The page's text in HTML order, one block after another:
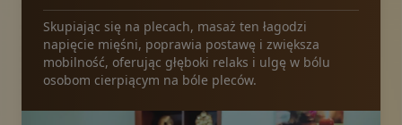
Skupiając się na plecach, masaż ten łagodzi
napięcie mięśni, poprawia postawę i zwiększa
mobilność, oferując głęboki relaks i ulgę w bólu
osobom cierpiącym na bóle pleców.